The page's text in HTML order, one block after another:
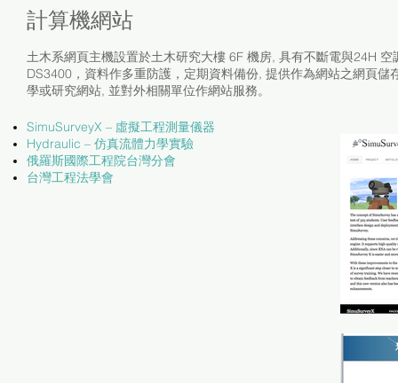
計算機網站
土木系網頁主機設置於土木研究大樓 6F 機房, 具有不斷電與24H
DS3400，資料作多重防護，定期資料備份, 提供作為網站之網頁儲
學或研究網站, 並對外相關單位作網站服務。
SimuSurveyX – 虛擬工程測量儀器
Hydraulic – 仿真流體力學實驗
俄羅斯國際工程院台灣分會
台灣工程法學會